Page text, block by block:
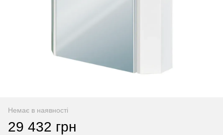
Немає в наявності
29 432 грн